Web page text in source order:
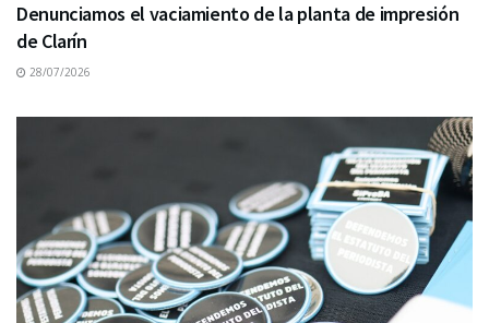
Denunciamos el vaciamiento de la planta de impresión
de Clarín
28/07/2026